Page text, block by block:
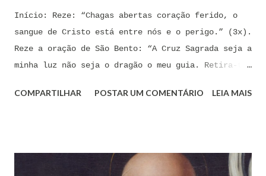
Início: Reze: “Chagas abertas coração ferido, o
sangue de Cristo está entre nós e o perigo.” (3x).
Reze a oração de São Bento: “A Cruz Sagrada seja a
minha luz não seja o dragão o meu guia. Retira-te
que me ofereces, bebe tu mesmo o teu veneno.” Reze
Aleluia!” Proclame com fé e autoridade: “O Senhor
COMPARTILHAR POSTAR UM COMENTÁRIO LEIA MAIS